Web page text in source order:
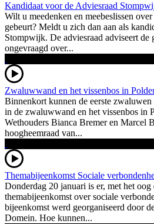
Kandidaat voor de Adviesraad
Wilt u meedenken en meebeslissen
gebeurt? Meldt u zich dan aan als
Stompwijk. De adviesraad adviseert de
ongevraagd over...
Zwaluwwand en het vissenbos in
Binnenkort kunnen de eerste
in de zwaluwwand en het vissenbos in
Wethouders Bianca Bremer en Marcel
hoogheemraad van...
Themabijeenkomst Sociale
Donderdag 20 januari is er, met het oog
themabijeenkomst over sociale
bijeenkomst werd georganiseerd door
Domein. Hoe kunnen...